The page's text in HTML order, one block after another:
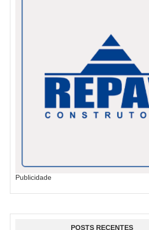
Publicidade
POSTS RECENTES